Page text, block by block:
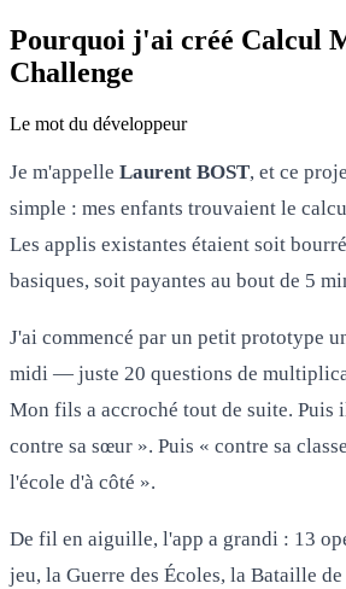
Pourquoi j'ai créé Calcul
Challenge
Le mot du développeur
Je m'appelle Laurent BOST, et ce
simple : mes enfants trouvaient le
Les applis existantes étaient soit
basiques, soit payantes au bout de 5
J'ai commencé par un petit prototype
midi — juste 20 questions de
Mon fils a accroché tout de suite. Puis
contre sa sœur ». Puis « contre sa
l'école d'à côté ».
De fil en aiguille, l'app a grandi : 13
jeu, la Guerre des Écoles, la Bataille de